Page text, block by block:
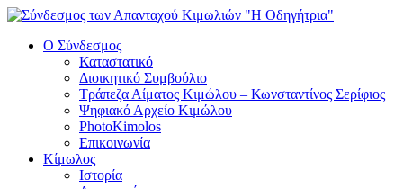
Ο Σύνδεσμος
Καταστατικό
Διοικητικό Συμβούλιο
Τράπεζα Αίματος Κιμώλου – Κωνσταντίνος Σερίφιος
Ψηφιακό Αρχείο Κιμώλου
PhotoKimolos
Επικοινωνία
Κίμωλος
Ιστορία